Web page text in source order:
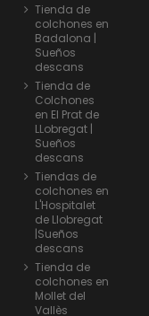
Tienda de
colchones en
Badalona |
Sueños
descans
Tienda de
Colchones
en El Prat de
LLobregat |
Sueños
descans
Tiendas de
colchones en
L'Hospitalet
de Llobregat
|Sueños
descans
Tienda de
colchones en
Mollet del
Vallès